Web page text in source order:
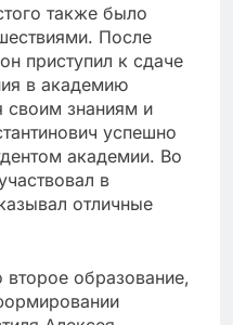
также было
После
приступил к сдаче
в академию
своим знаниям и
успешно
академии. Во
в
отличные
второе образование,